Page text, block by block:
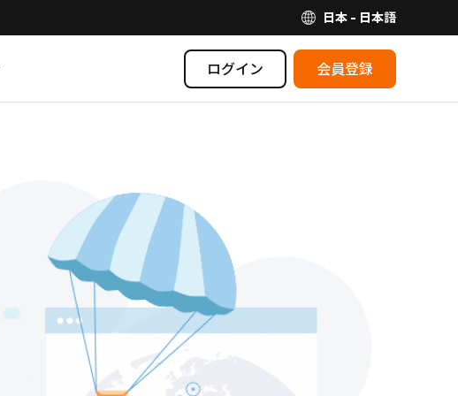
日本 - 日本語
ログイン 会員登録